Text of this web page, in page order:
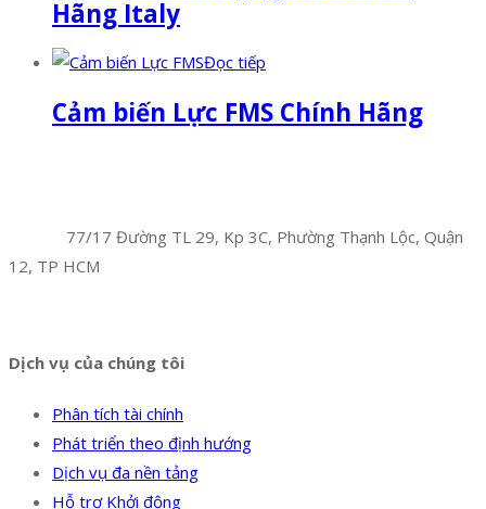
Hãng Italy
Đọc tiếp
Cảm biến Lực FMS Chính Hãng
77/17 Đường TL 29, Kp 3C, Phường Thạnh Lộc, Quận
12, TP HCM
Dịch vụ của chúng tôi
Phân tích tài chính
Phát triển theo định hướng
Dịch vụ đa nền tảng
Hỗ trợ Khởi động